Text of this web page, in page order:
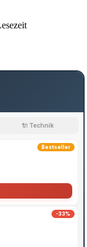
🔌 Technik
Bestseller
-33%